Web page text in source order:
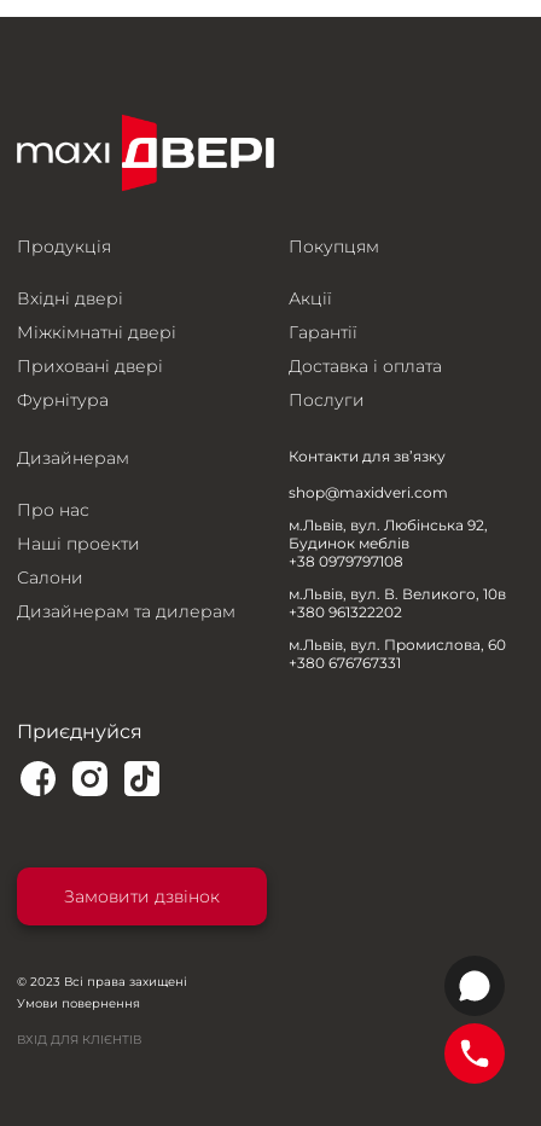
Продукція
Вхідні двері
Міжкімнатні двері
Приховані двері
Фурнітура
Покупцям
Акції
Гарантії
Доставка і оплата
Послуги
Дизайнерам
Про нас
Наші проекти
Салони
Дизайнерам та дилерам
Контакти для зв’язку
shop@maxidveri.com
м.Львів, вул. Любінська 92,
Будинок меблів
+38 0979797108
м.Львів, вул. В. Великого, 10в
+380 961322202
м.Львів, вул. Промислова, 60
+380 676767331
Приєднуйся
Замовити дзвінок
© 2023 Всі права захищені
Умови повернення
ВХІД ДЛЯ КЛІЄНТІВ